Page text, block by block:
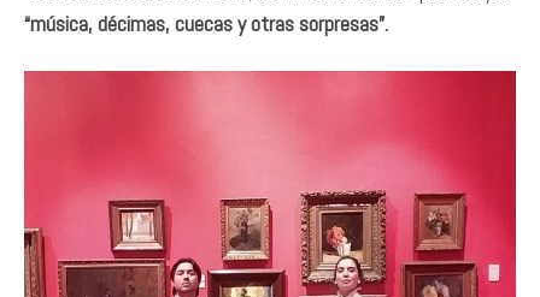
“música, décimas, cuecas y otras sorpresas”.